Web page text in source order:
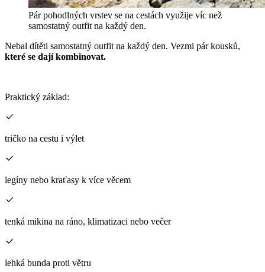
Pár pohodlných vrstev se na cestách využije víc než
samostatný outfit na každý den.
Nebal dítěti samostatný outfit na každý den. Vezmi pár kousků,
které se dají kombinovat.
Praktický základ:
tričko na cestu i výlet
legíny nebo kraťasy k více věcem
tenká mikina na ráno, klimatizaci nebo večer
lehká bunda proti větru